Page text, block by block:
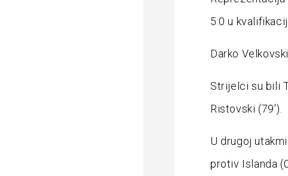
5:0 u
Darko
Strijelci su bili
Ristovski (79′).
U drugoj
protiv Islanda